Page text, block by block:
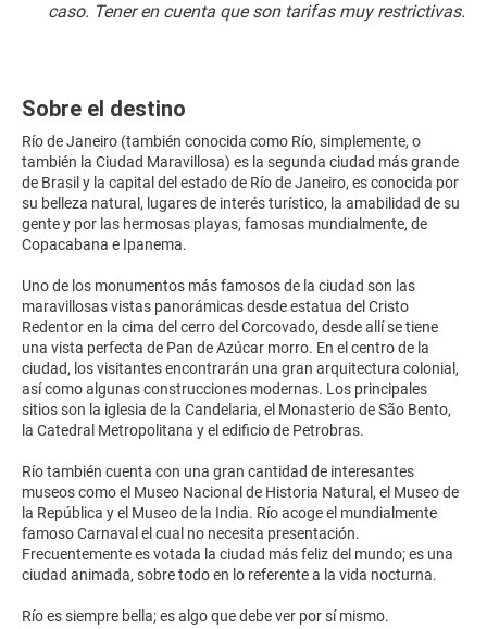
caso. Tener en cuenta que son tarifas muy restrictivas.
Sobre el destino
Río de Janeiro (también conocida como Río, simplemente, o
también la Ciudad Maravillosa) es la segunda ciudad más grande
de Brasil y la capital del estado de Río de Janeiro, es conocida por
su belleza natural, lugares de interés turístico, la amabilidad de su
gente y por las hermosas playas, famosas mundialmente, de
Copacabana e Ipanema.
Uno de los monumentos más famosos de la ciudad son las
maravillosas vistas panorámicas desde estatua del Cristo
Redentor en la cima del cerro del Corcovado, desde allí se tiene
una vista perfecta de Pan de Azúcar morro. En el centro de la
ciudad, los visitantes encontrarán una gran arquitectura colonial,
así como algunas construcciones modernas. Los principales
sitios son la iglesia de la Candelaria, el Monasterio de São Bento,
la Catedral Metropolitana y el edificio de Petrobras.
Río también cuenta con una gran cantidad de interesantes
museos como el Museo Nacional de Historia Natural, el Museo de
la República y el Museo de la India. Río acoge el mundialmente
famoso Carnaval el cual no necesita presentación.
Frecuentemente es votada la ciudad más feliz del mundo; es una
ciudad animada, sobre todo en lo referente a la vida nocturna.
Río es siempre bella; es algo que debe ver por sí mismo.